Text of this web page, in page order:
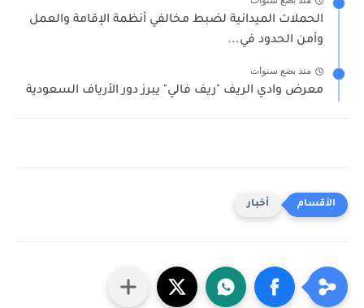
الحملات الميدانية لضبط مخالفي أنظمة الإقامة والعمل
وأمن الحدود في...
منذ بضع سنوات
معرض وادي الريف "ريف فالي" يبرز دور الأرياف السعودية
أخبار